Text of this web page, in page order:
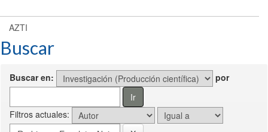
AZTI
Buscar
Buscar en: por
Filtros actuales: